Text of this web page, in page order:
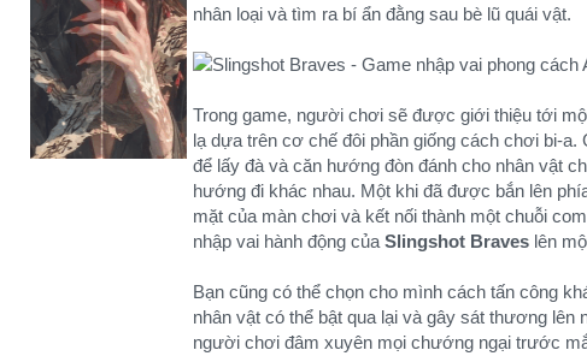
nhân loại và tìm ra bí ẩn đằng sau bè lũ quái vật.
Trong game, người chơi sẽ được giới thiệu tới
lạ dựa trên cơ chế đôi phần giống cách chơi bi-
để lấy đà và căn hướng đòn đánh cho nhân vật
hướng đi khác nhau. Một khi đã được bắn lên
mặt của màn chơi và kết nối thành một chuỗi
nhập vai hành động của Slingshot Braves lên
Bạn cũng có thể chọn cho mình cách tấn công
nhân vật có thể bật qua lại và gây sát thương
người chơi đâm xuyên mọi chướng ngại trước